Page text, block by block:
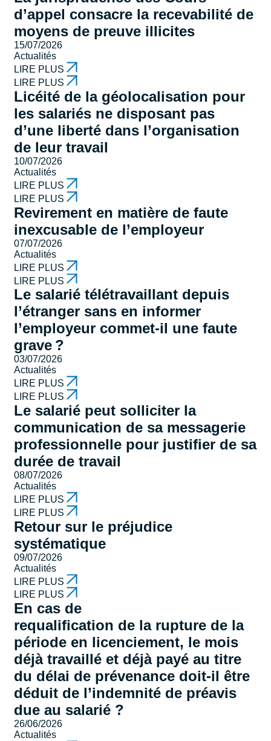
d’appel consacre la recevabilité de
moyens de preuve illicites
15/07/2026
Actualités
LIRE PLUS
LIRE PLUS
Licéité de la géolocalisation pour
les salariés ne disposant pas
d’une liberté dans l’organisation
de leur travail
10/07/2026
Actualités
LIRE PLUS
LIRE PLUS
Revirement en matière de faute
inexcusable de l’employeur
07/07/2026
Actualités
LIRE PLUS
LIRE PLUS
Le salarié télétravaillant depuis
l’étranger sans en informer
l’employeur commet-il une faute
grave ?
03/07/2026
Actualités
LIRE PLUS
LIRE PLUS
Le salarié peut solliciter la
communication de sa messagerie
professionnelle pour justifier de sa
durée de travail
08/07/2026
Actualités
LIRE PLUS
LIRE PLUS
Retour sur le préjudice
systématique
09/07/2026
Actualités
LIRE PLUS
LIRE PLUS
En cas de
requalification de la rupture de la
période en licenciement, le mois
déjà travaillé et déjà payé au titre
du délai de prévenance doit-il être
déduit de l’indemnité de préavis
due au salarié ?
26/06/2026
Actualités